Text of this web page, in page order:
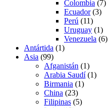
Colombia (7)
Ecuador(3)
Perú (11)
Uruguay (1)
Venezuela (6)
Antártida (1)
Asia (99)
Afganistán (1)
Arabia Saudí(1)
Birmania (1)
China (23)
Filipinas (5)